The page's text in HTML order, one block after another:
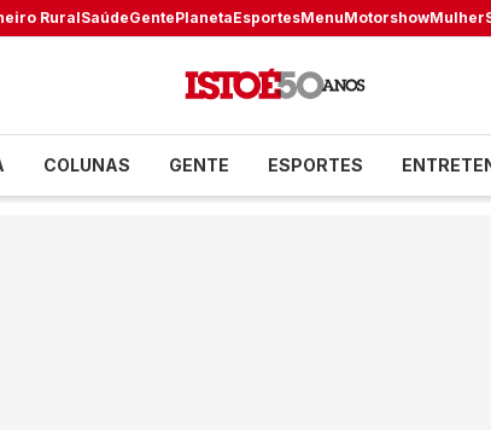
RuralSaúdeGentePlanetaEsportesMenuMotorshowMulher
COLUNAS GENTE ESPORTES